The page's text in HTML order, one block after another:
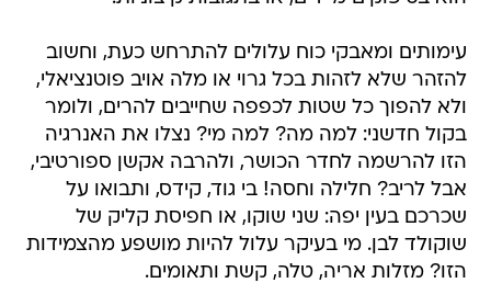
עימותים ומאבקי כוח עלולים להתרחש כעת, וחשוב
להזהר שלא לזהות בכל גרוי או מלה אויב פוטנציאלי,
ולא להפוך כל שטות לכפפה שחייבים להרים, ולומר
בקול חדשני: למה מה? למה מי? נצלו את האנרגיה
הזו להרשמה לחדר הכושר, ולהרבה אקשן ספורטיבי,
אבל לריב? חלילה וחסה! בי גוד, קידס, ותבואו על
שכרכם בעין יפה: שני שוקו, או חפיסת קליק של
שוקולד לבן. מי בעיקר עלול להיות מושפע מהצמידות
הזו? מזלות אריה, טלה, קשת ותאומים.